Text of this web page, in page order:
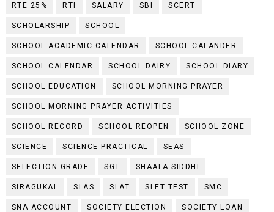
RTE 25% RTI SALARY SBI SCERT
SCHOLARSHIP SCHOOL
SCHOOL ACADEMIC CALENDAR SCHOOL CALANDER
SCHOOL CALENDAR SCHOOL DAIRY SCHOOL DIARY
SCHOOL EDUCATION SCHOOL MORNING PRAYER
SCHOOL MORNING PRAYER ACTIVITIES
SCHOOL RECORD SCHOOL REOPEN SCHOOL ZONE
SCIENCE SCIENCE PRACTICAL SEAS
SELECTION GRADE SGT SHAALA SIDDHI
SIRAGUKAL SLAS SLAT SLET TEST SMC
SNA ACCOUNT SOCIETY ELECTION SOCIETY LOAN